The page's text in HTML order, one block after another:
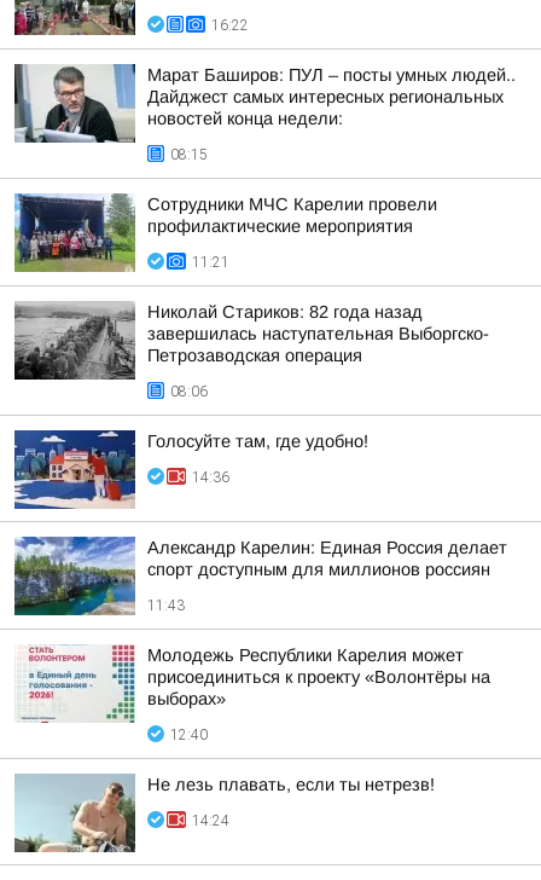
16:22
Марат Баширов: ПУЛ – посты умных людей..
Дайджест самых интересных региональных
новостей конца недели:
08:15
Сотрудники МЧС Карелии провели
профилактические мероприятия
11:21
Николай Стариков: 82 года назад
завершилась наступательная Выборгско-
Петрозаводская операция
08:06
Голосуйте там, где удобно!
14:36
Александр Карелин: Единая Россия делает
спорт доступным для миллионов россиян
11:43
Молодежь Республики Карелия может
присоединиться к проекту «Волонтёры на
выборах»
12:40
Не лезь плавать, если ты нетрезв!
14:24